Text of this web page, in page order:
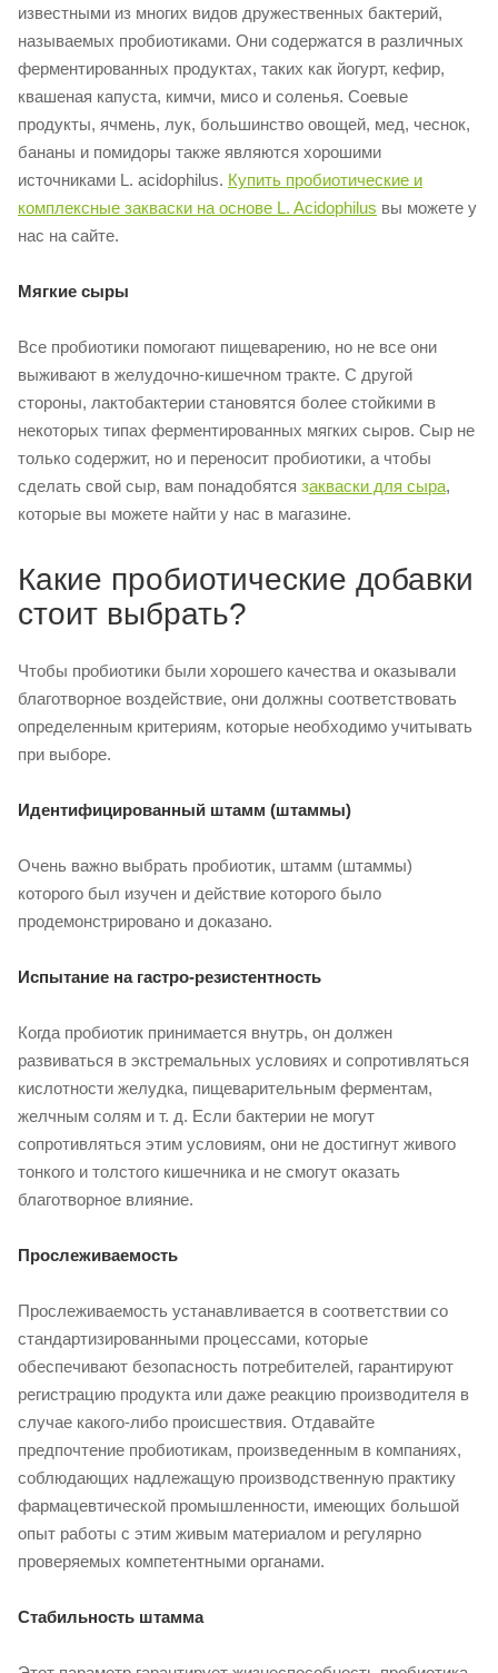
известными из многих видов дружественных бактерий,
называемых пробиотиками. Они содержатся в различных
ферментированных продуктах, таких как йогурт, кефир,
квашеная капуста, кимчи, мисо и соленья. Соевые
продукты, ячмень, лук, большинство овощей, мед, чеснок,
бананы и помидоры также являются хорошими
источниками L. acidophilus. Купить пробиотические и
комплексные закваски на основе L. Acidophilus вы можете у
нас на сайте.
Мягкие сыры
Все пробиотики помогают пищеварению, но не все они
выживают в желудочно-кишечном тракте. С другой
стороны, лактобактерии становятся более стойкими в
некоторых типах ферментированных мягких сыров. Сыр не
только содержит, но и переносит пробиотики, а чтобы
сделать свой сыр, вам понадобятся закваски для сыра,
которые вы можете найти у нас в магазине.
Какие пробиотические добавки
стоит выбрать?
Чтобы пробиотики были хорошего качества и оказывали
благотворное воздействие, они должны соответствовать
определенным критериям, которые необходимо учитывать
при выборе.
Идентифицированный штамм (штаммы)
Очень важно выбрать пробиотик, штамм (штаммы)
которого был изучен и действие которого было
продемонстрировано и доказано.
Испытание на гастро-резистентность
Когда пробиотик принимается внутрь, он должен
развиваться в экстремальных условиях и сопротивляться
кислотности желудка, пищеварительным ферментам,
желчным солям и т. д. Если бактерии не могут
сопротивляться этим условиям, они не достигнут живого
тонкого и толстого кишечника и не смогут оказать
благотворное влияние.
Прослеживаемость
Прослеживаемость устанавливается в соответствии со
стандартизированными процессами, которые
обеспечивают безопасность потребителей, гарантируют
регистрацию продукта или даже реакцию производителя в
случае какого-либо происшествия. Отдавайте
предпочтение пробиотикам, произведенным в компаниях,
соблюдающих надлежащую производственную практику
фармацевтической промышленности, имеющих большой
опыт работы с этим живым материалом и регулярно
проверяемых компетентными органами.
Стабильность штамма